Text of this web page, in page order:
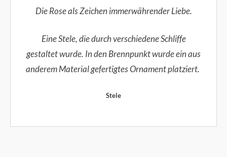
Die Rose als Zeichen immerwährender Liebe.
Eine Stele, die durch verschiedene Schliffe
gestaltet wurde. In den Brennpunkt wurde ein aus
anderem Material gefertigtes Ornament platziert.
Stele